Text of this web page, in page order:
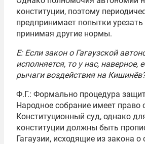
конституции, поэтому
предпринимает попытки
принимая другие нормы.
Е: Если закон о Гагаузской
исполняется, то у нас, наверное,
рычаги воздействия на
Ф.Г.: Формально процедура
Народное собрание имеет право
Конституционный суд, однако
конституции должны быть
Гагаузии, исходящие из закона о